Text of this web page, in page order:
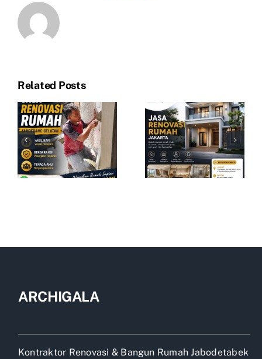
Related Posts
ARCHIGALA
Kontraktor Renovasi & Bangun Rumah Jabodetabek